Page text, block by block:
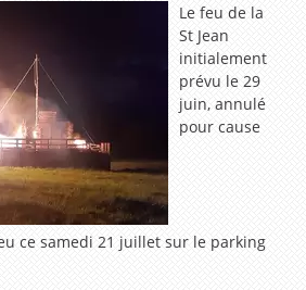
Le feu de la
St Jean
initialement
prévu le 29
juin, annulé
pour cause
ce samedi 21 juillet sur le parking